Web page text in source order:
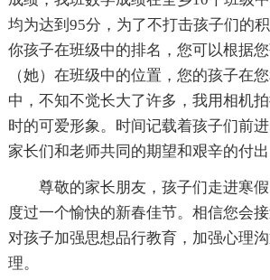
均为达到95分，为了不打击孩子们的
你孩子在班级中的排名，您可以根据
（她）在班级中的位置，您的孩子在
中，不知不觉长大了许多，我用相机
时的可爱形象。时间记载着孩子们前
家长们和老师共同的期望和艰辛的付出
尊敬的家长朋友，孩子们走进寒
度过一个愉快的新春佳节。相信您会
对孩子加强思想品行教育，加强心理
理。